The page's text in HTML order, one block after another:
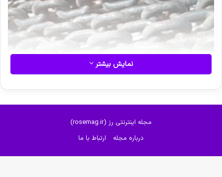
نمایش بیشتر
مجله اینترنتی رز (rosemag.ir)
درباره مجله
ارتباط با ما